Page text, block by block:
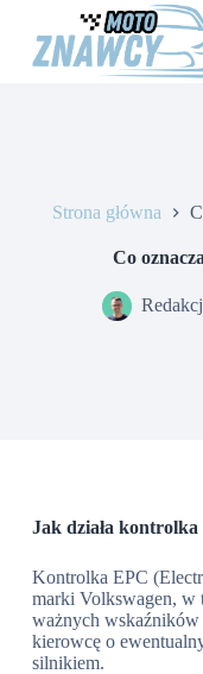
Strona główna
Co
Jak działa kontrolka
Kontrolka EPC
marki Volkswagen, w
ważnych
kierowcę o
silnikiem.